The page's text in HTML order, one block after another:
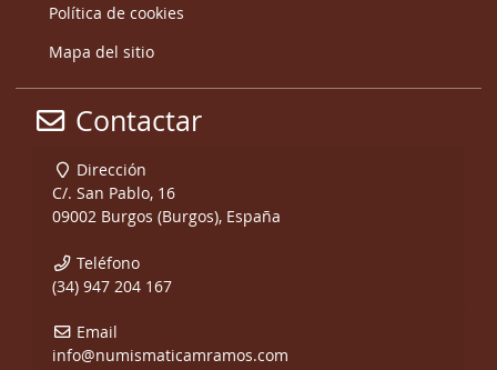
Política de cookies
Mapa del sitio
Contactar
Dirección
C/. San Pablo, 16
09002 Burgos (Burgos), España
Teléfono
(34) 947 204 167
Email
info@numismaticamramos.com